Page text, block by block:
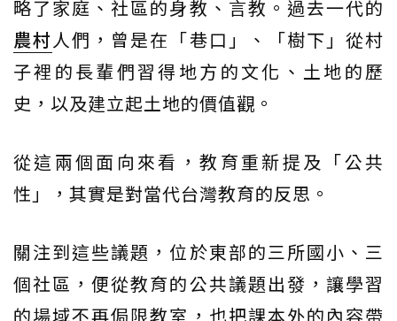
略了家庭、社區的身教、言教。過去一代的
農村人們，曾是在「巷口」、「樹下」從村
子裡的長輩們習得地方的文化、土地的歷
史，以及建立起土地的價值觀。
從這兩個面向來看，教育重新提及「公共
性」，其實是對當代台灣教育的反思。
關注到這些議題，位於東部的三所國小、三
個社區，便從教育的公共議題出發，讓學習
的場域不再侷限教室，也把課本外的內容帶